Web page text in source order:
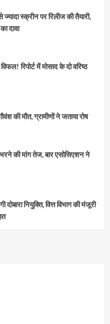
स्क्रीन पर रिलीज की तैयारी,
दावा
रिपोर्ट में मोसाद के दो वरिष्ठ
की मौत, ग्रामीणों ने जताया रोष
की मांग तेज, बार एसोसिएशन ने
दोबारा नियुक्ति, वित्त विभाग की मंजूरी